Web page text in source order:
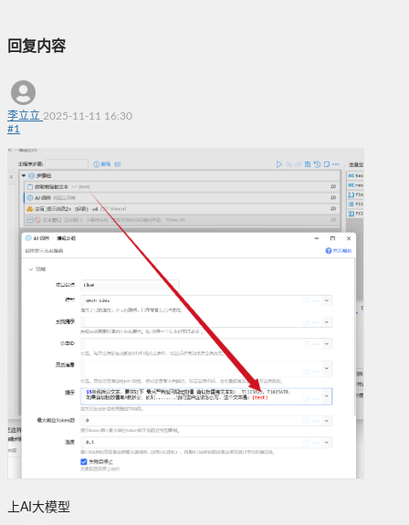
回复内容
李立立 2025-11-11 16:30
#1
上AI大模型